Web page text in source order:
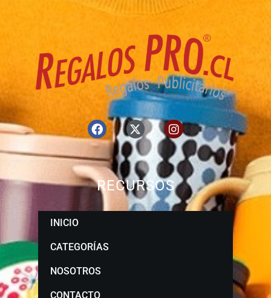
RECURSOS
INICIO
CATEGORÍAS
NOSOTROS
CONTACTO